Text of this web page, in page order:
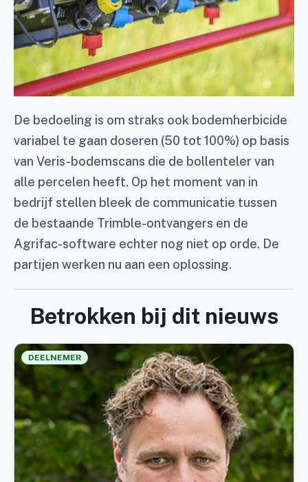
De bedoeling is om straks ook bodemherbicide
variabel te gaan doseren (50 tot 100%) op basis
van Veris-bodemscans die de bollenteler van
alle percelen heeft. Op het moment van in
bedrijf stellen bleek de communicatie tussen
de bestaande Trimble-ontvangers en de
Agrifac-software echter nog niet op orde. De
partijen werken nu aan een oplossing.
Betrokken bij dit nieuws
DEELNEMER